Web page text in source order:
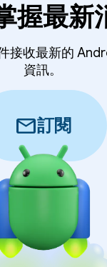
握最新
接收最新的
資訊。
mail訂閱